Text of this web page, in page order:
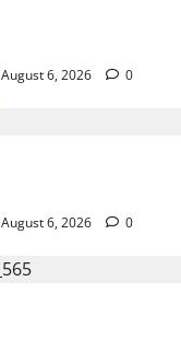
August 6, 2026
0
August 6, 2026
0